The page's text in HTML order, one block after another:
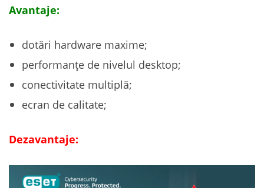
Avantaje:
dotări hardware maxime;
performanțe de nivelul desktop;
conectivitate multiplă;
ecran de calitate;
Dezavantaje: